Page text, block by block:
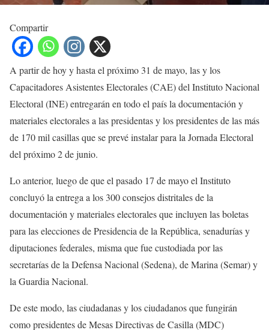
Compartir
A partir de hoy y hasta el próximo 31 de mayo, las y los
Capacitadores Asistentes Electorales (CAE) del Instituto Nacional
Electoral (INE) entregarán en todo el país la documentación y
materiales electorales a las presidentas y los presidentes de las más
de 170 mil casillas que se prevé instalar para la Jornada Electoral
del próximo 2 de junio.
Lo anterior, luego de que el pasado 17 de mayo el Instituto
concluyó la entrega a los 300 consejos distritales de la
documentación y materiales electorales que incluyen las boletas
para las elecciones de Presidencia de la República, senadurías y
diputaciones federales, misma que fue custodiada por las
secretarías de la Defensa Nacional (Sedena), de Marina (Semar) y
la Guardia Nacional.
De este modo, las ciudadanas y los ciudadanos que fungirán
como presidentes de Mesas Directivas de Casilla (MDC)